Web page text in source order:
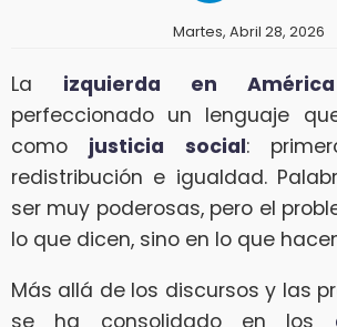
Martes, Abril 28, 2026
La izquierda en
perfeccionado un lenguaje
como justicia social:
redistribución e igualdad.
ser muy poderosas, pero el
lo que dicen, sino en lo que
Más allá de los discursos y las
se ha consolidado en los